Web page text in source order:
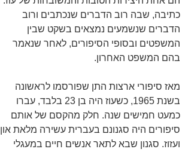
כתיבה, שבה רוב הדברים שנכתבים ורוב
הדברים שנשמעים נמצאים בשקט שבין
המשפטים ובסופי הסיפורים, לאחר שנאמר
בהם המשפט האחרון.
מאז סיפורי ארצות התן שפורסמו לראשונה
בשנת 1965, כשעוז היה בן 23 בלבד, עברו
כמעט חמישים שנה. חלק מהקסם של אותם
סיפורים היה סגנונם בעברית עשירה מלאת און
ועזוז. סגנון שבא לתאר אנשים חיים במעגלי